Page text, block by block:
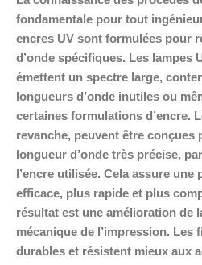
fondamentale pour tout
encres UV sont formulées pour
d’onde spécifiques. Les lampes
émettent un spectre large,
longueurs d’onde inutiles ou
certaines formulations d’encre.
revanche, peuvent être conçues
longueur d’onde très précise,
l’encre utilisée. Cela assure
efficace, plus rapide et plus
résultat est une amélioration de
mécanique de l’impression. Les
durables et résistent mieux aux